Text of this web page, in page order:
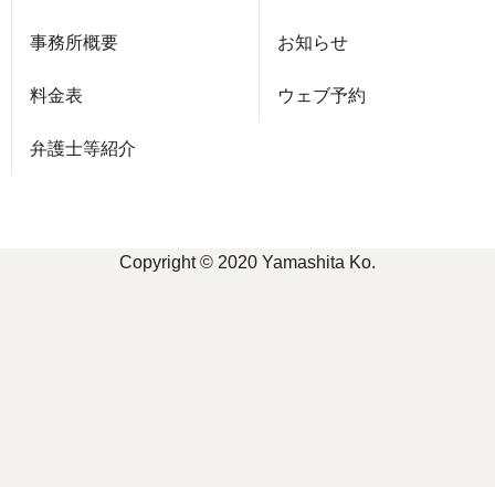
事務所概要
料金表
弁護士等紹介
お知らせ
ウェブ予約
Copyright © 2020 Yamashita Ko.